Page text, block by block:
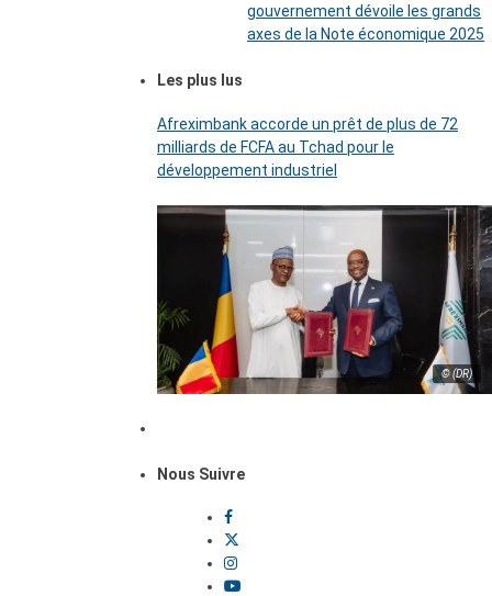
gouvernement dévoile les grands
axes de la Note économique 2025
Les plus lus
Afreximbank accorde un prêt de plus de 72
milliards de FCFA au Tchad pour le
développement industriel
© (DR)
Nous Suivre